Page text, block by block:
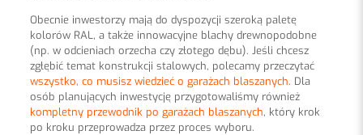
Obecnie inwestorzy mają do dyspozycji szeroką paletę
kolorów RAL, a także innowacyjne blachy drewnopodobne
(np. w odcieniach orzecha czy złotego dębu). Jeśli chcesz
zgłębić temat konstrukcji stalowych, polecamy przeczytać
wszystko, co musisz wiedzieć o garażach blaszanych. Dla
osób planujących inwestycję przygotowaliśmy również
kompletny przewodnik po garażach blaszanych, który krok
po kroku przeprowadza przez proces wyboru.